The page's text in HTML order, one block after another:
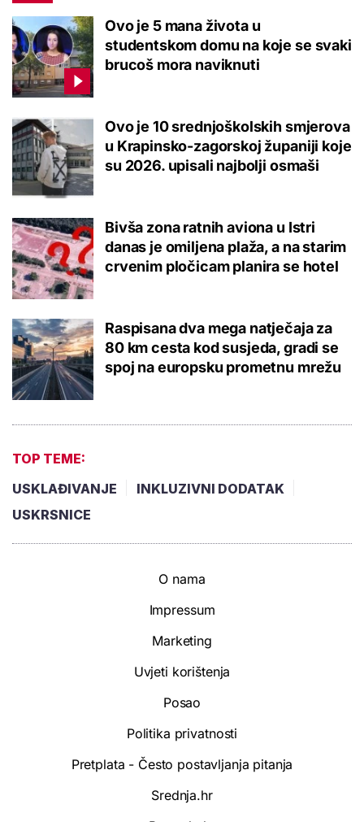
Ovo je 5 mana života u
studentskom domu na koje se svaki
brucoš mora naviknuti
Ovo je 10 srednjoškolskih smjerova
u Krapinsko-zagorskoj županiji koje
su 2026. upisali najbolji osmaši
Bivša zona ratnih aviona u Istri
danas je omiljena plaža, a na starim
crvenim pločicam planira se hotel
Raspisana dva mega natječaja za
80 km cesta kod susjeda, gradi se
spoj na europsku prometnu mrežu
TOP TEME:
USKLAĐIVANJE
INKLUZIVNI DODATAK
USKRSNICE
O nama
Impressum
Marketing
Uvjeti korištenja
Posao
Politika privatnosti
Pretplata - Često postavljanja pitanja
Srednja.hr